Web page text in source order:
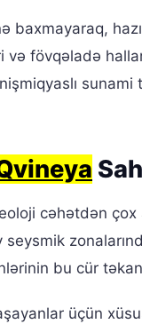
baxmayaraq,
və fövqəladə
cəhətdən
seysmik
bu cür
üçün